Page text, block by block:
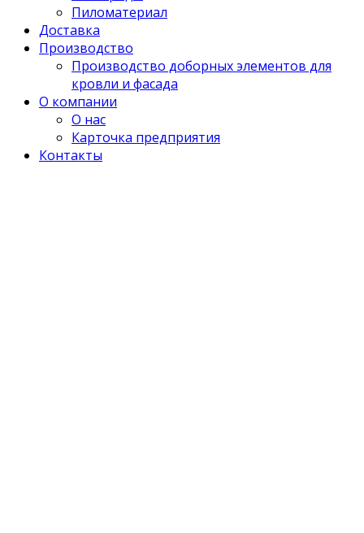
Пиломатериал
Доставка
Производство
Производство доборных элементов для
кровли и фасада
О компании
О нас
Карточка предприятия
Контакты